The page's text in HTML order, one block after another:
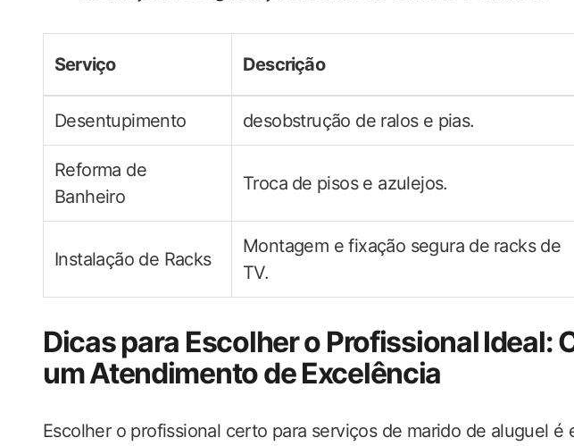
Serviço Descrição
Desentupimento desobstrução de ralos e pias.
Reforma ‌de
Banheiro
Troca⁣ de pisos‌ e azulejos.
Instalação de Racks
Montagem ‍e fixação segura ‍de ⁤racks de‌
TV.
Dicas para​ Escolher o Profissional⁤ Ideal:
um Atendimento de Excelência
Escolher o profissional certo para serviços​ de marido de aluguel é